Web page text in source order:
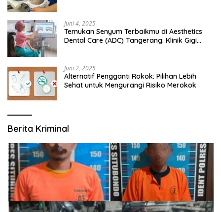
Juni 4, 2025
Temukan Senyum Terbaikmu di Aesthetics
Dental Care (ADC) Tangerang: Klinik Gigi
Juni 2, 2025
Alternatif Pengganti Rokok: Pilihan Lebih
Sehat untuk Mengurangi Risiko Merokok
Berita Kriminal